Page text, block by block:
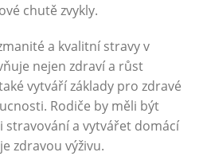
chutě zvykly.
a kvalitní stravy v
nejen zdraví a růst
vytváří základy pro zdravé
Rodiče by měli být
stravování a vytvářet domácí
zdravou výživu.